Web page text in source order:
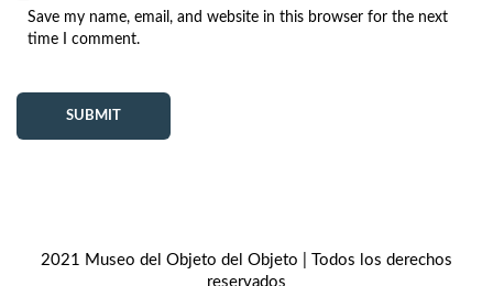
Save my name, email, and website in this browser for the next
time I comment.
2021 Museo del Objeto del Objeto | Todos los derechos
reservados